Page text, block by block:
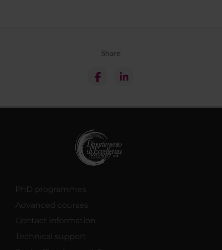
Share
PhD programmes
Advanced courses
Contact information
Technical support